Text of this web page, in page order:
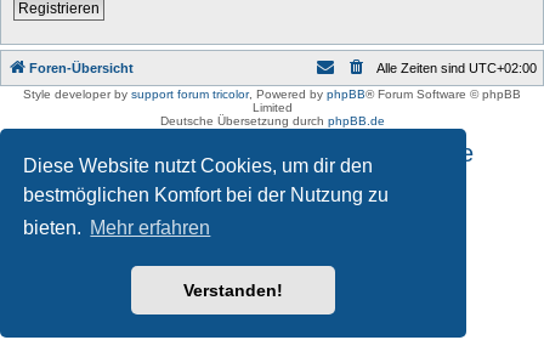
Diese Website nutzt Cookies, um dir den
bestmöglichen Komfort bei der Nutzung zu
bieten. Mehr erfahren
Verstanden!
Registrieren
Foren-Übersicht Alle Zeiten sind UTC+02:00
Style developer by support forum tricolor, Powered by phpBB® Forum Software © phpBB
Limited
Deutsche Übersetzung durch phpBB.de
Impressum und Datenschutzhinweise